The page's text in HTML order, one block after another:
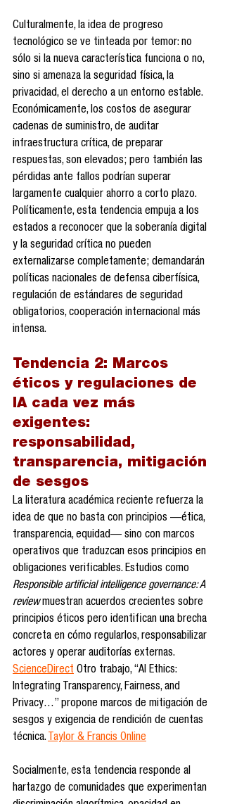
Culturalmente, la idea de progreso
tecnológico se ve tinteada por temor: no
sólo si la nueva característica funciona o no,
sino si amenaza la seguridad física, la
privacidad, el derecho a un entorno estable.
Económicamente, los costos de asegurar
cadenas de suministro, de auditar
infraestructura crítica, de preparar
respuestas, son elevados; pero también las
pérdidas ante fallos podrían superar
largamente cualquier ahorro a corto plazo.
Políticamente, esta tendencia empuja a los
estados a reconocer que la soberanía digital
y la seguridad crítica no pueden
externalizarse completamente; demandarán
políticas nacionales de defensa ciberfísica,
regulación de estándares de seguridad
obligatorios, cooperación internacional más
intensa.
Tendencia 2: Marcos
éticos y regulaciones de
IA cada vez más
exigentes:
responsabilidad,
transparencia, mitigación
de sesgos
La literatura académica reciente refuerza la
idea de que no basta con principios —ética,
transparencia, equidad— sino con marcos
operativos que traduzcan esos principios en
obligaciones verificables. Estudios como
Responsible artificial intelligence governance: A
review muestran acuerdos crecientes sobre
principios éticos pero identifican una brecha
concreta en cómo regularlos, responsabilizar
actores y operar auditorías externas.
ScienceDirect Otro trabajo, “AI Ethics:
Integrating Transparency, Fairness, and
Privacy…” propone marcos de mitigación de
sesgos y exigencia de rendición de cuentas
técnica. Taylor & Francis Online
Socialmente, esta tendencia responde al
hartazgo de comunidades que experimentan